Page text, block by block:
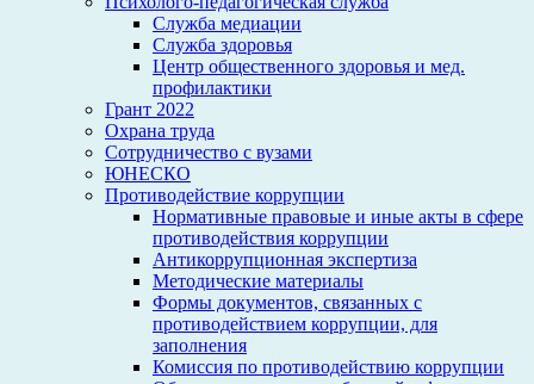
Служба медиации
Служба здоровья
Центр общественного здоровья и мед.
профилактики
Грант 2022
Охрана труда
Сотрудничество с вузами
ЮНЕСКО
Противодействие коррупции
Нормативные правовые и иные акты в сфере
противодействия коррупции
Антикоррупционная экспертиза
Методические материалы
Формы документов, связанных с
противодействием коррупции, для
заполнения
Комиссия по противодействию коррупции